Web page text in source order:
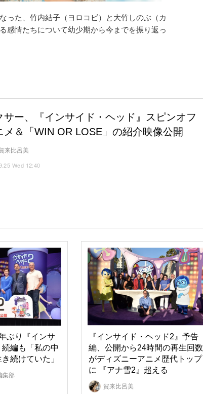
った、竹内結子（ヨロコビ）と大竹しのぶ（カ
情たちについて幼少期から今までを振り返っ
来比呂美
サー、『インサイド・ヘッド』スピンオフ
メ＆「WIN OR LOSE」の紹介映像公開
Wed 12:40
集部
ぶり『インサ
編も「私の中
続けていた」
賀来比呂美
『インサイド・ヘッド2』予告
編、公開から24時間の再生回数
がディズニーアニメ歴代トップ
に 『アナ雪2』超える